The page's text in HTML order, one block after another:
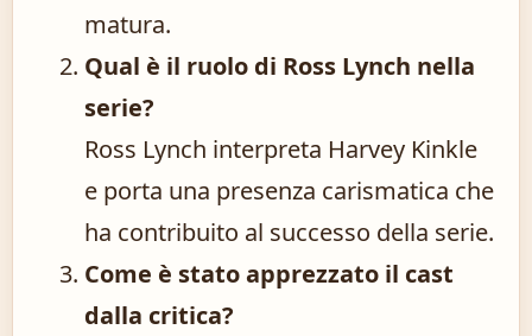
matura.
Qual è il ruolo di Ross Lynch nella
serie?
Ross Lynch interpreta Harvey Kinkle
e porta una presenza carismatica che
ha contribuito al successo della serie.
Come è stato apprezzato il cast
dalla critica?